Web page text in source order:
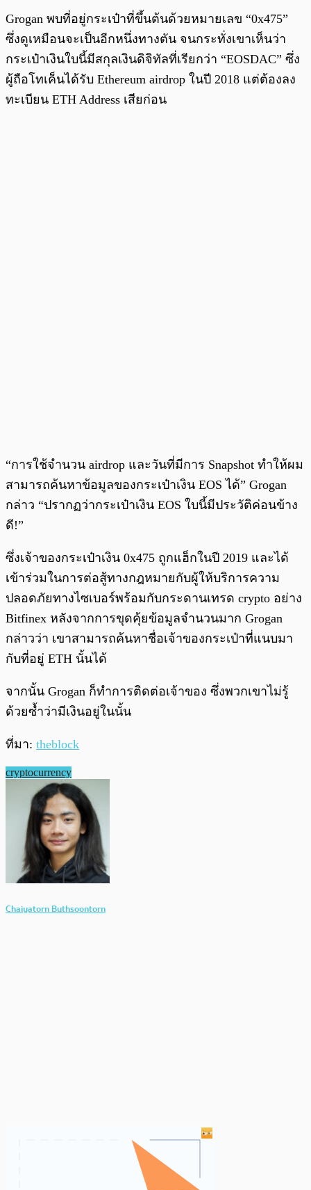
Grogan พบที่อยู่กระเป๋าที่ขึ้นต้นด้วยหมายเลข “0x475”
ซึ่งดูเหมือนจะเป็นอีกหนึ่งทางตัน จนกระทั่งเขาเห็นว่า
กระเป๋าเงินใบนี้มีสกุลเงินดิจิทัลที่เรียกว่า “EOSDAC” ซึ่ง
ผู้ถือโทเค็นได้รับ Ethereum airdrop ในปี 2018 แต่ต้องลง
ทะเบียน ETH Address เสียก่อน
“การใช้จำนวน airdrop และวันที่มีการ Snapshot ทำให้ผม
สามารถค้นหาข้อมูลของกระเป๋าเงิน EOS ได้” Grogan
กล่าว “ปรากฏว่ากระเป๋าเงิน EOS ใบนี้มีประวัติค่อนข้าง
ดี!”
ซึ่งเจ้าของกระเป๋าเงิน 0x475 ถูกแฮ็กในปี 2019 และได้
เข้าร่วมในการต่อสู้ทางกฎหมายกับผู้ให้บริการความ
ปลอดภัยทางไซเบอร์พร้อมกับกระดานเทรด crypto อย่าง
Bitfinex หลังจากการขุดคุ้ยข้อมูลจำนวนมาก Grogan
กล่าวว่า เขาสามารถค้นหาชื่อเจ้าของกระเป๋าที่แนบมา
กับที่อยู่ ETH นั้นได้
จากนั้น Grogan ก็ทำการติดต่อเจ้าของ ซึ่งพวกเขาไม่รู้
ด้วยซ้ำว่ามีเงินอยู่ในนั้น
ที่มา: theblock
cryptocurrency
Chaiyatorn Buthsoontorn